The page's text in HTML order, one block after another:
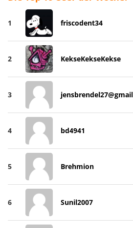
1 friscodent34
2 KekseKekseKekse
3
4 bd4941
5 Brehmion
6 Sunil2007